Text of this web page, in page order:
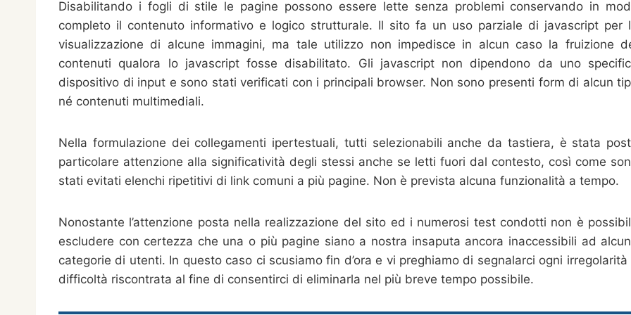
Disabilitando i fogli di stile le pagine possono essere lette senza problemi conservando in
completo il contenuto informativo e logico strutturale. Il sito fa un uso parziale di javascript per
visualizzazione di alcune immagini, ma tale utilizzo non impedisce in alcun caso la fruizione
contenuti qualora lo javascript fosse disabilitato. Gli javascript non dipendono da uno
dispositivo di input e sono stati verificati con i principali browser. Non sono presenti form di alcun
né contenuti multimediali.
Nella formulazione dei collegamenti ipertestuali, tutti selezionabili anche da tastiera, è stata
particolare attenzione alla significatività degli stessi anche se letti fuori dal contesto, così come
stati evitati elenchi ripetitivi di link comuni a più pagine. Non è prevista alcuna funzionalità a tempo.
Nonostante l’attenzione posta nella realizzazione del sito ed i numerosi test condotti non è
escludere con certezza che una o più pagine siano a nostra insaputa ancora inaccessibili ad
categorie di utenti. In questo caso ci scusiamo fin d’ora e vi preghiamo di segnalarci ogni irregolarità
difficoltà riscontrata al fine di consentirci di eliminarla nel più breve tempo possibile.